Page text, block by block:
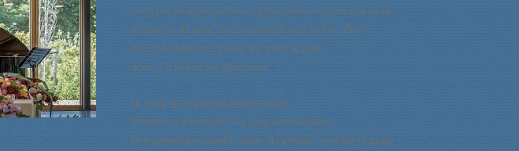
Toen het moment daar was, gebeurde er iets met mij en de
mensen in de aula. Na dit optreden wist ik het zeker:
hier ligt mijn ware passie; dit moet ik gaan
doen. En ik bén het gaan doen.
Ik werk op een persoonlijke manier.
Wanneer u kiest voor live zang (en eventueel
live gespeelde muziek) tijdens de uitvaart, overleg ik graag